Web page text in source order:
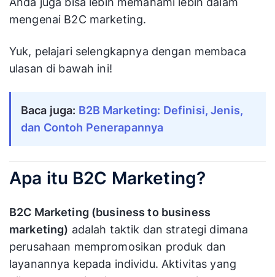
mengenai B2C marketing.
Yuk, pelajari selengkapnya dengan membaca
ulasan di bawah ini!
Baca juga: B2B Marketing: Definisi, Jenis,
dan Contoh Penerapannya
Apa itu B2C Marketing?
B2C Marketing (business to business
marketing) adalah taktik dan strategi dimana
perusahaan mempromosikan produk dan
layanannya kepada individu. Aktivitas yang